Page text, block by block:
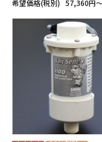
希望価格(税別) 57,360円